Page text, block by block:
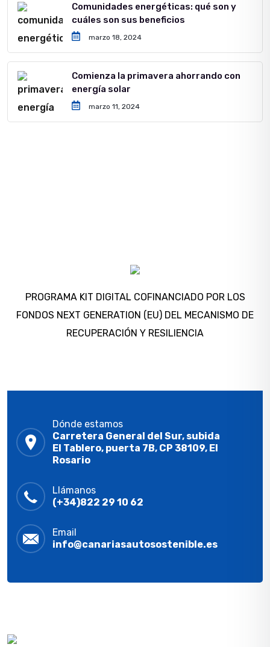
Comunidades energéticas: qué son y
cuáles son sus beneficios
marzo 18, 2024
Comienza la primavera ahorrando con
energía solar
marzo 11, 2024
PROGRAMA KIT DIGITAL COFINANCIADO POR LOS
FONDOS NEXT GENERATION (EU) DEL MECANISMO DE
RECUPERACIÓN Y RESILIENCIA
Dónde estamos
Carretera General del Sur, subida
El Tablero, puerta 7B, CP 38109, El
Rosario
Llámanos
(+34)822 29 10 62
Email
info@canariasautosostenible.es